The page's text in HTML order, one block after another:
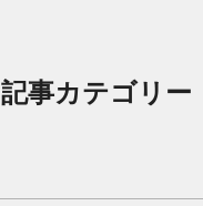
記事カテゴリー